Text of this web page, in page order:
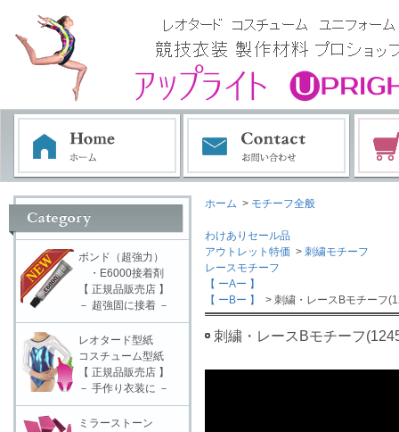
ホーム > モチーフ全般
わけありセール品
アウトレット特価 > 刺繍モチーフ
レースモチーフ
【 ーAー 】
【 ーBー 】
> 刺繍・レースBモチーフ
刺繍・レースBモチーフ
ボンド（超強力）
・E6000接着剤
【 正規品販売店 】
－ 超強固に接着 －
レオタード型紙
コスチューム型紙
【 正規品販売店 】
－ 手作り衣装に －
ミラーストーン